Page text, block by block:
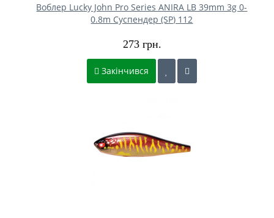
Воблер Lucky John Pro Series ANIRA LB 39mm 3g 0-
0.8m Cуспендер (SP) 112
273 грн.
Закінчився